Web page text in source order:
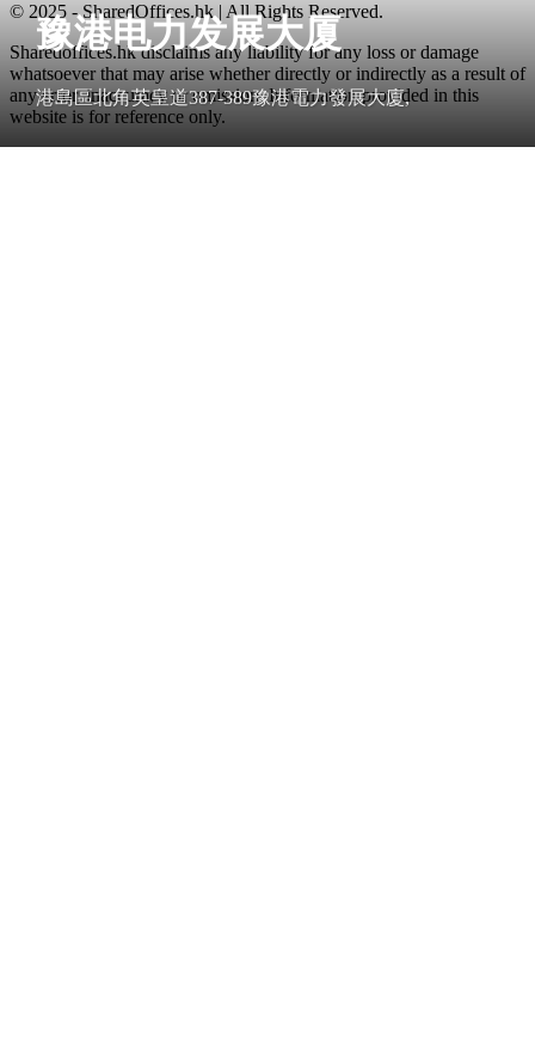
豫港电力发展大厦
港島區北角英皇道387-389豫港電力發展大廈,
© 2025 - SharedOffices.hk | All Rights Reserved.
Sharedoffices.hk disclaims any liability for any loss or damage
whatsoever that may arise whether directly or indirectly as a result of
any error, inaccuracy or omission. Information provided in this
website is for reference only.